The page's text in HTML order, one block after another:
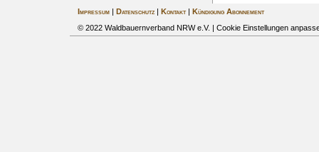
Impressum| Datenschutz| Kontakt|
Kündigung Abonnement
© 2022 Waldbauernverband NRW e.V. | Cookie Einstellungen